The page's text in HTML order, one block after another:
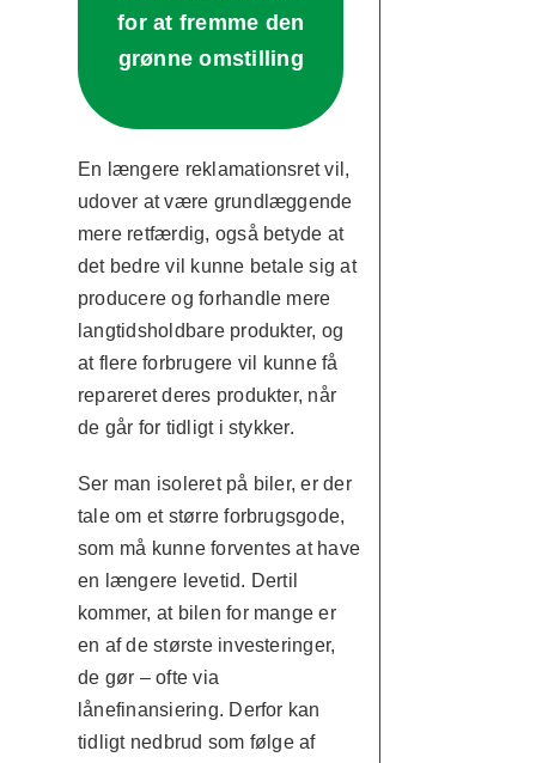
for at fremme den
grønne omstilling
En længere reklamationsret vil,
udover at være grundlæggende
mere retfærdig, også betyde at
det bedre vil kunne betale sig at
producere og forhandle mere
langtidsholdbare produkter, og
at flere forbrugere vil kunne få
repareret deres produkter, når
de går for tidligt i stykker.
Ser man isoleret på biler, er der
tale om et større forbrugsgode,
som må kunne forventes at have
en længere levetid. Dertil
kommer, at bilen for mange er
en af de største investeringer,
de gør – ofte via
lånefinansiering. Derfor kan
tidligt nedbrud som følge af